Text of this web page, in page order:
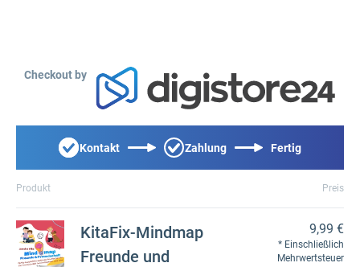
Checkout by
Kontakt Zahlung Fertig
Produkt Preis
KitaFix-Mindmap
Freunde und
9,99 €
Einschließlich
Mehrwertsteuer